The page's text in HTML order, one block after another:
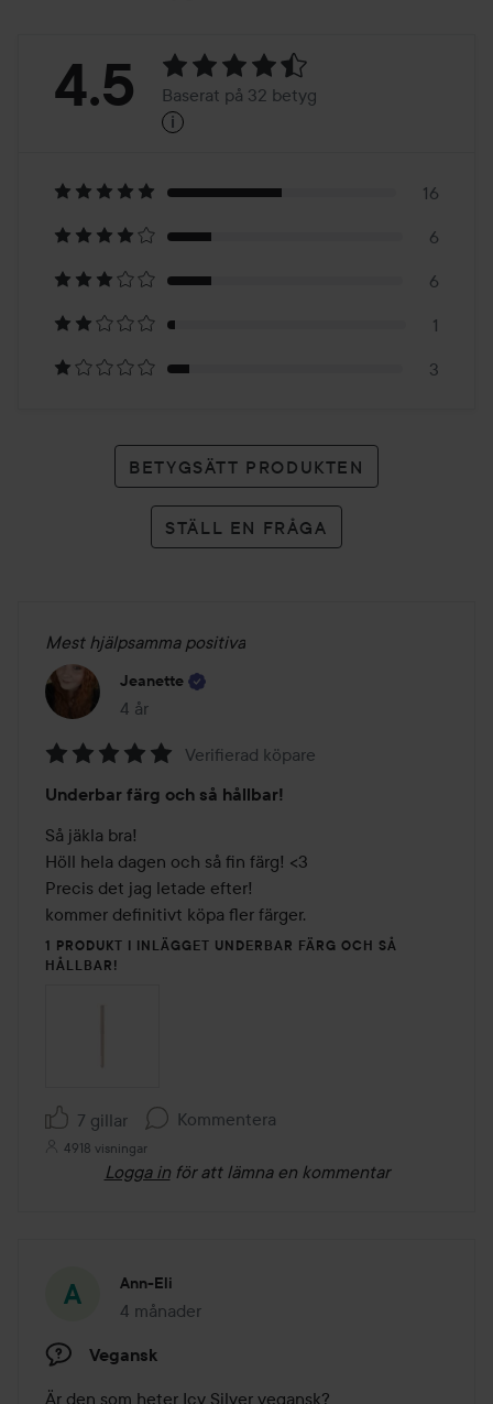
Betyg:
Baserat
på
32
betyg
4.5 Baserat på 32 betyg
i
16
6
6
1
3
BETYGSÄTT PRODUKTEN
STÄLL EN FRÅGA
Mest hjälpsamma positiva
Jeanette
4 år
Inlägget skapades 4 år
5
av
5
Verifierad köpare
Underbar färg och så hållbar!
Så jäkla bra!
Höll hela dagen och så fin färg! <3
Precis det jag letade efter!
kommer definitivt köpa fler färger.
1 PRODUKT I INLÄGGET UNDERBAR FÄRG OCH SÅ
HÅLLBAR!
7 gillar Kommentera
4918 visningar
Logga in för att lämna en kommentar
Ann-Eli
4 månader
Inlägget skapades 4 månader
Vegansk
Är den som heter Icy Silver vegansk?